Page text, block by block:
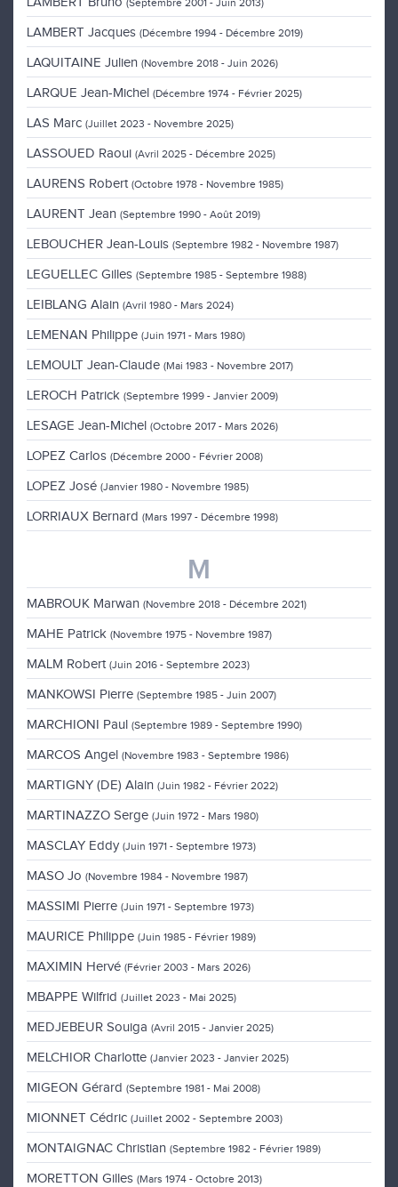
(Septembre 2001 - Juin 2013)
LAMBERT Jacques (Décembre 1994 - Décembre 2019)
LAQUITAINE Julien (Novembre 2018 - Juin 2026)
LARQUE Jean-Michel (Décembre 1974 - Février 2025)
LAS Marc (Juillet 2023 - Novembre 2025)
LASSOUED Raoui (Avril 2025 - Décembre 2025)
LAURENS Robert (Octobre 1978 - Novembre 1985)
LAURENT Jean (Septembre 1990 - Août 2019)
LEBOUCHER Jean-Louis (Septembre 1982 - Novembre 1987)
LEGUELLEC Gilles (Septembre 1985 - Septembre 1988)
LEIBLANG Alain (Avril 1980 - Mars 2024)
LEMENAN Philippe (Juin 1971 - Mars 1980)
LEMOULT Jean-Claude (Mai 1983 - Novembre 2017)
LEROCH Patrick (Septembre 1999 - Janvier 2009)
LESAGE Jean-Michel (Octobre 2017 - Mars 2026)
LOPEZ Carlos (Décembre 2000 - Février 2008)
LOPEZ José (Janvier 1980 - Novembre 1985)
LORRIAUX Bernard (Mars 1997 - Décembre 1998)
M
MABROUK Marwan (Novembre 2018 - Décembre 2021)
MAHE Patrick (Novembre 1975 - Novembre 1987)
MALM Robert (Juin 2016 - Septembre 2023)
MANKOWSI Pierre (Septembre 1985 - Juin 2007)
MARCHIONI Paul (Septembre 1989 - Septembre 1990)
MARCOS Angel (Novembre 1983 - Septembre 1986)
MARTIGNY (DE) Alain (Juin 1982 - Février 2022)
MARTINAZZO Serge (Juin 1972 - Mars 1980)
MASCLAY Eddy (Juin 1971 - Septembre 1973)
MASO Jo (Novembre 1984 - Novembre 1987)
MASSIMI Pierre (Juin 1971 - Septembre 1973)
MAURICE Philippe (Juin 1985 - Février 1989)
MAXIMIN Hervé (Février 2003 - Mars 2026)
MBAPPE Wilfrid (Juillet 2023 - Mai 2025)
MEDJEBEUR Souiga (Avril 2015 - Janvier 2025)
MELCHIOR Charlotte (Janvier 2023 - Janvier 2025)
MIGEON Gérard (Septembre 1981 - Mai 2008)
MIONNET Cédric (Juillet 2002 - Septembre 2003)
MONTAIGNAC Christian (Septembre 1982 - Février 1989)
MORETTON Gilles (Mars 1974 - Octobre 2013)